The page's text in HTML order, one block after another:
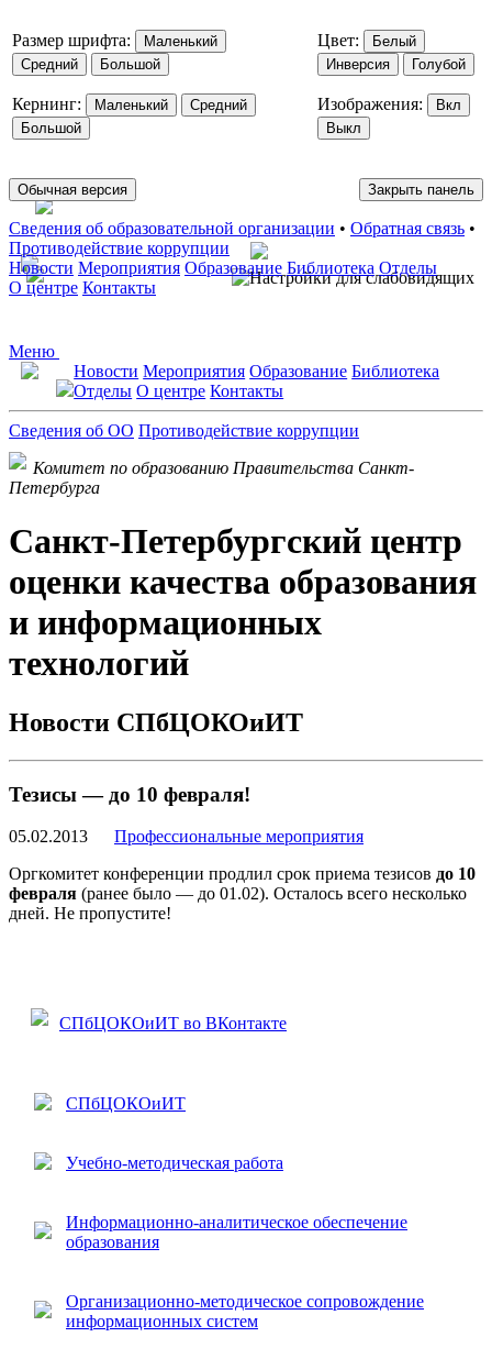
Размер шрифта:
Маленький
Средний
Большой
Кернинг: Маленький
Средний
Большой
Цвет:
Белый
Инверсия
Голубой
Изображения:
Вкл
Выкл
Обычная версия Закрыть панель
Сведения об образовательной организации • Обратная связь •
Противодействие коррупции
Новости Мероприятия Образование Библиотека Отделы
О центре Контакты
Меню
Новости Мероприятия Образование Библиотека
Отделы О центре Контакты
Сведения об ОО Противодействие коррупции
Комитет по образованию Правительства Санкт-
Петербурга
Санкт-Петербургский центр
оценки качества образования
и информационных
технологий
Новости СПбЦОКОиИТ
Тезисы — до 10 февраля!
05.02.2013
Профессиональные мероприятия
Оргкомитет конференции продлил срок приема тезисов до 10
февраля (ранее было — до 01.02). Осталось всего несколько
дней. Не пропустите!
СПбЦОКОиИТ во ВКонтакте
СПбЦОКОиИТ
Учебно-методическая работа
Информационно-аналитическое обеспечение
образования
Организационно-методическое сопровождение
информационных систем